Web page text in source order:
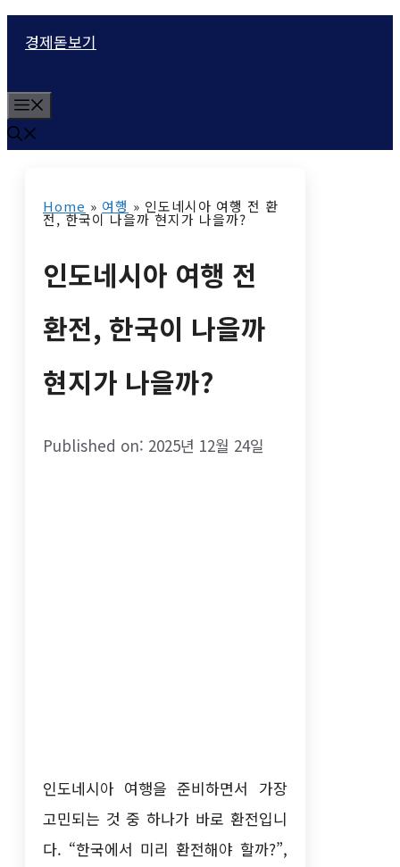
츠
로
건
경제돋보기
e
n
Home » 여행 » 인도네시아 여행 전 환
전, 한국이 나을까 현지가 나을까?
인도네시아 여행 전
환전, 한국이 나을까
현지가 나을까?
Published on: 2025년 12월 24일
인도네시아 여행을 준비하면서 가장
고민되는 것 중 하나가 바로 환전입니
다. “한국에서 미리 환전해야 할까?”,